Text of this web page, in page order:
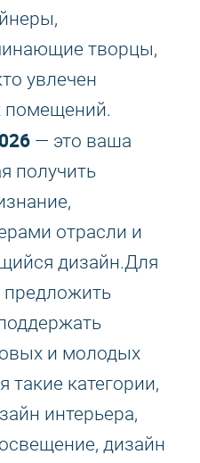
творцы,
увлечен
— это ваша
получить
отрасли и
дизайн.Для
и молодых
такие категории,
интерьера,
дизайн